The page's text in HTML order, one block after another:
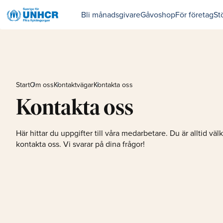
Bli månadsgivareGåvoshopFör företag
StartOm ossKontaktvägarKontakta oss
Kontakta oss
Här hittar du uppgifter till våra medarbetare. Du är alltid
kontakta oss. Vi svarar på dina frågor!